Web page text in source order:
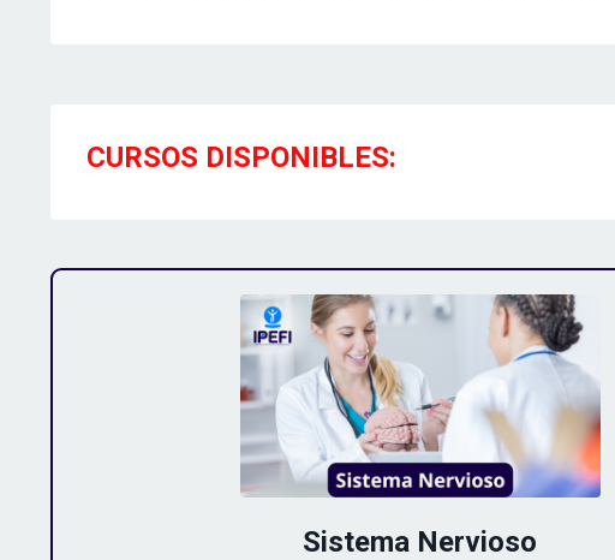
CURSOS DISPONIBLES:
Sistema Nervioso